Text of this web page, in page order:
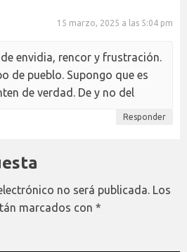
15 marzo, 2025 a las 5:04 pm
envidia, rencor y frustración.
de pueblo. Supongo que es
de verdad. De y no del
Responder
no será publicada. Los
marcados con *